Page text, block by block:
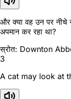
और क्या वह उन पर नीचे
अपमान कर रहा था?
स्रोत: Downton
3
A cat may look at